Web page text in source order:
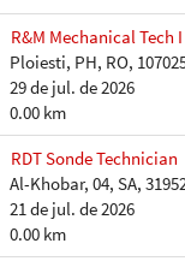
R&M Mechanical Tech
Ploiesti, PH, RO,
29 de jul. de 2026
0.00 km
RDT Sonde Technician
Al-Khobar, 04, SA,
21 de jul. de 2026
0.00 km